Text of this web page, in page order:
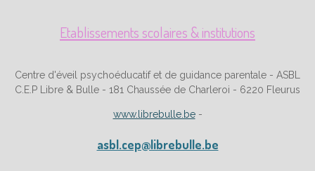
Etablissements scolaires & institutions
Centre d'éveil psychoéducatif et de guidance parentale - ASBL
C.E.P Libre & Bulle - 181 Chaussée de Charleroi - 6220 Fleurus
www.librebulle.be-
asbl.cep@librebulle.be